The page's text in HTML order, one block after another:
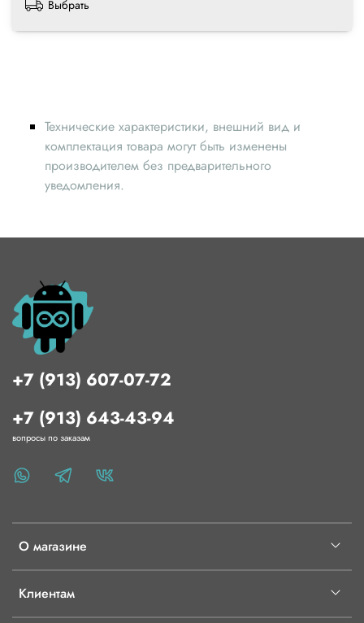
Выбрать
Технические характеристики, внешний вид и
комплектация товара могут быть изменены
производителем без предварительного
уведомления.
О магазине
Клиентам
+7 (913) 607-07-72
+7 (913) 643-43-94
вопросы по заказам